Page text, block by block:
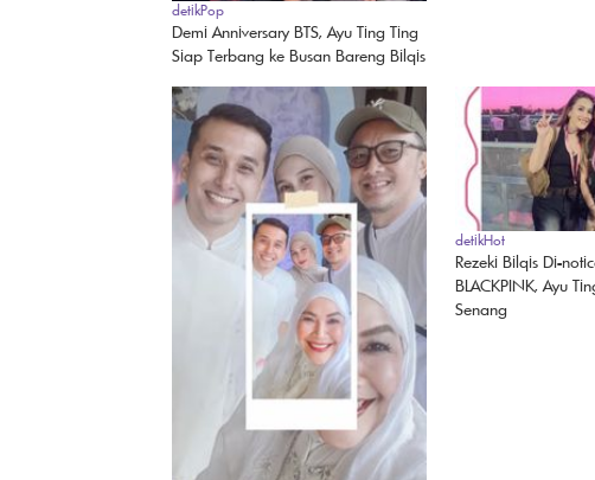
detikPop
Demi Anniversary BTS, Ayu Ting Ting
Siap Terbang ke Busan Bareng Bilqis
detikHot
Rezeki Bilqis Di-
BLACKPINK, Ayu
Senang